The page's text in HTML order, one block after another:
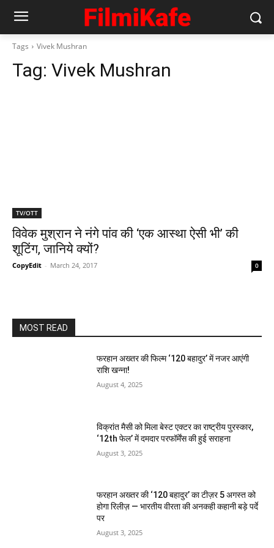
Tags Vivek Mushran
Tag: Vivek Mushran
TV/OTT
विवेक मुश्रान ने नंगे पांव की ‘एक आस्‍था ऐसी भी’ की
शूटिंग, जानिये क्‍यों?
CopyEdit - March 24, 2017 0
MOST READ
फरहान अख्तर की फिल्म ‘120 बहादुर’ में नजर आएंगी
राशि खन्ना!
August 4, 2025
विक्रांत मैसी को मिला बेस्ट एक्टर का राष्ट्रीय पुरस्कार,
‘12th फेल’ में दमदार परफॉर्मेंस की हुई सराहना
August 3, 2025
फरहान अख्तर की ‘120 बहादुर’ का टीज़र 5 अगस्त को
होगा रिलीज़ — भारतीय वीरता की अनकही कहानी बड़े पर्दे
पर
August 3, 2025